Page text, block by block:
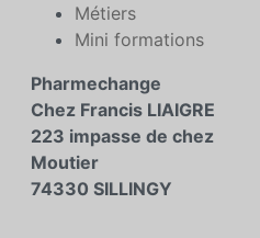
Métiers
Mini formations
Pharmechange
Chez Francis LIAIGRE
223 impasse de chez
Moutier
74330 SILLINGY